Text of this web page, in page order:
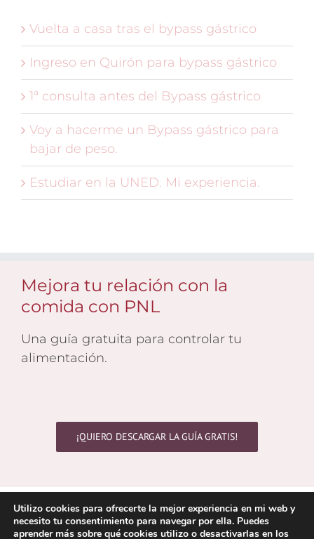
Vuelta a casa tras el bypass gástrico
Ingreso en Quirón para bypass gástrico
1ª consulta antes del Bypass gástrico
Voy a hacerme un Bypass gástrico para
bajar de peso.
Estudiar en la UNED. Mi experiencia.
Mejora tu relación con la
comida con PNL
Una guía gratuita para controlar tu
alimentación.
¡QUIERO DESCARGAR LA GUÍA GRATIS!
Copyright 2021 © Yolanda Cambra | Todos los derechos
reservados
Utilizo cookies para ofrecerte la mejor experiencia en mi web y
necesito tu consentimiento para navegar por ella. Puedes
aprender más sobre qué cookies utilizo o desactivarlas en los